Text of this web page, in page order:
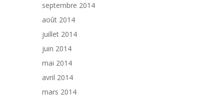
septembre 2014
août 2014
juillet 2014
juin 2014
mai 2014
avril 2014
mars 2014